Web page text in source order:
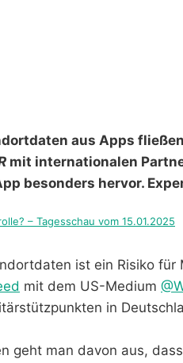
aus Apps
mit internationalen
besonders hervor.
– Tagesschau vom 15.01.2025
ist ein Risiko für
mit dem US-Medium
in
geht man davon aus,